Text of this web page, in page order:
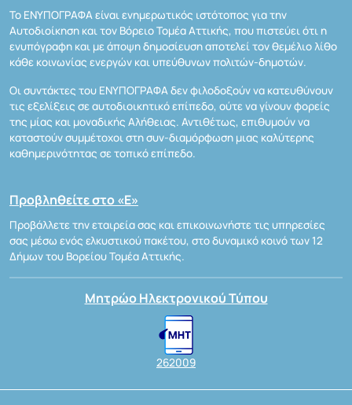
Το ΕΝΥΠΟΓΡΑΦΑ είναι ενημερωτικός ιστότοπος για την
Αυτοδιοίκηση και τον Βόρειο Τομέα Αττικής, που πιστεύει ότι η
ενυπόγραφη και με άποψη δημοσίευση αποτελεί τον θεμέλιο λίθο
κάθε κοινωνίας ενεργών και υπεύθυνων πολιτών-δημοτών.
Οι συντάκτες του ΕΝΥΠΟΓΡΑΦΑ δεν φιλοδοξούν να κατευθύνουν
τις εξελίξεις σε αυτοδιοικητικό επίπεδο, ούτε να γίνουν φορείς
της μίας και μοναδικής Αλήθειας. Αντιθέτως, επιθυμούν να
καταστούν συμμέτοχοι στη συν-διαμόρφωση μιας καλύτερης
καθημερινότητας σε τοπικό επίπεδο.
Προβληθείτε στο «Ε»
Προβάλλετε την εταιρεία σας και επικοινωνήστε τις υπηρεσίες
σας μέσω ενός ελκυστικού πακέτου, στο δυναμικό κοινό των 12
Δήμων του Βορείου Τομέα Αττικής.
Μητρώο Ηλεκτρονικού Τύπου
262009